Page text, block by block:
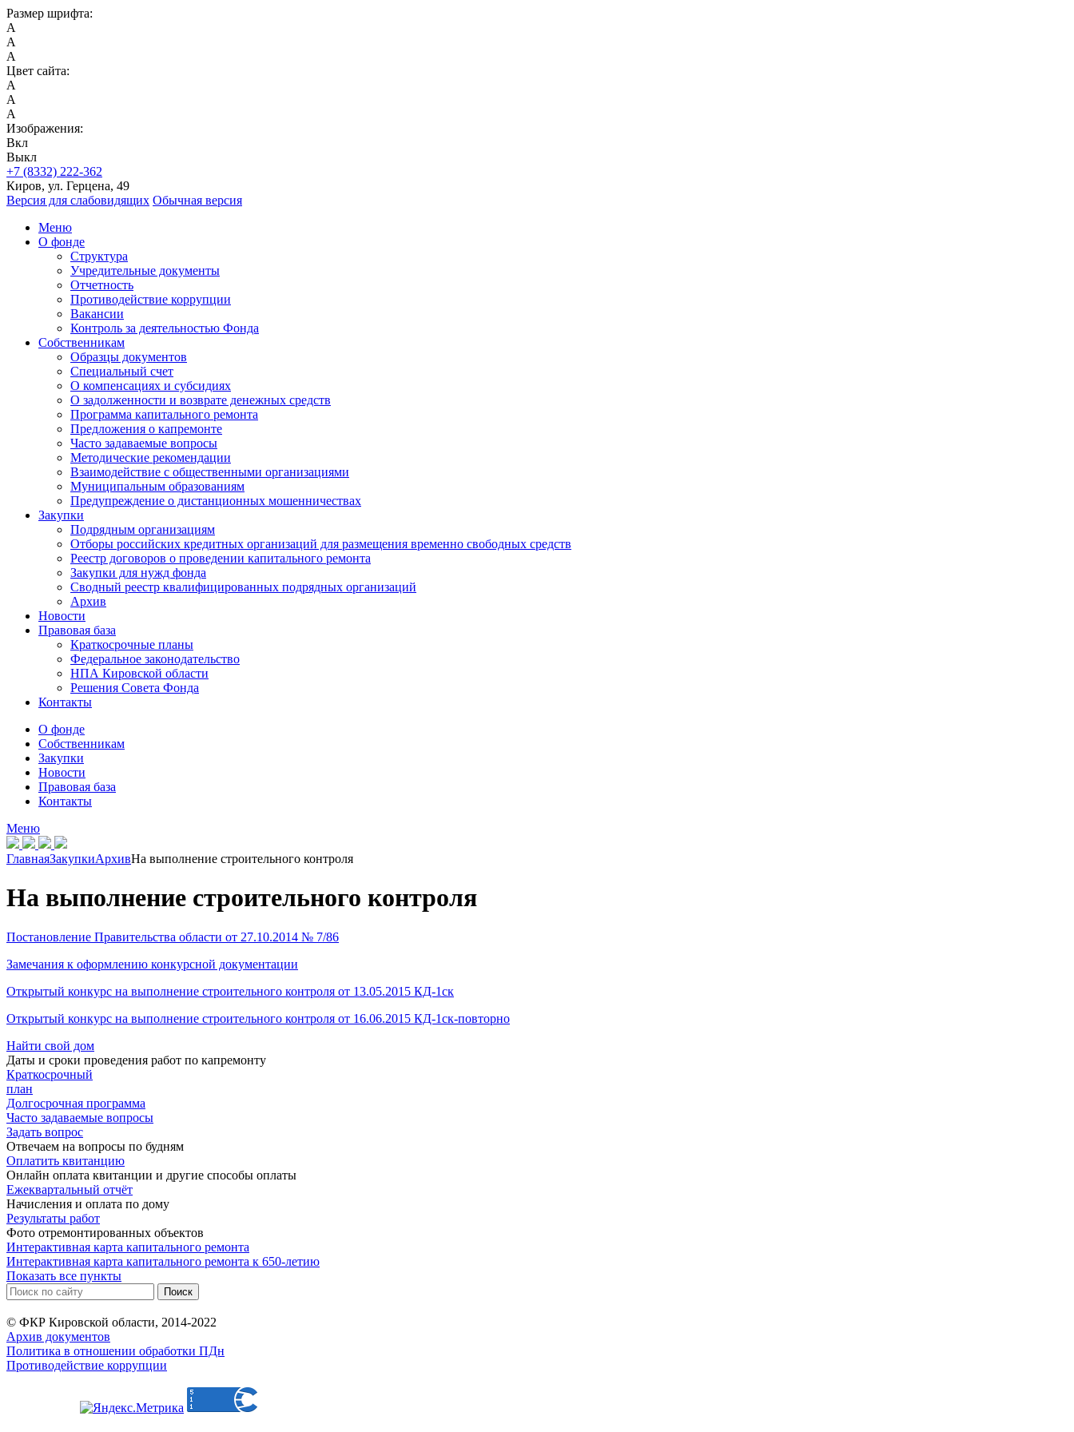
Размер шрифта:
A
A
A
Цвет сайта:
A
A
A
Изображения:
Вкл
Выкл
+7 (8332) 222-362
Киров, ул. Герцена, 49
Версия для слабовидящих Обычная версия
Меню
О фонде
Структура
Учредительные документы
Отчетность
Противодействие коррупции
Вакансии
Контроль за деятельностью Фонда
Собственникам
Образцы документов
Специальный счет
О компенсациях и субсидиях
О задолженности и возврате денежных средств
Программа капитального ремонта
Предложения о капремонте
Часто задаваемые вопросы
Методические рекомендации
Взаимодействие с общественными организациями
Муниципальным образованиям
Предупреждение о дистанционных мошенничествах
Закупки
Подрядным организациям
Отборы российских кредитных организаций для размещения временно свободных средств
Реестр договоров о проведении капитального ремонта
Закупки для нужд фонда
Сводный реестр квалифицированных подрядных организаций
Архив
Новости
Правовая база
Краткосрочные планы
Федеральное законодательство
НПА Кировской области
Решения Совета Фонда
Контакты
О фонде
Собственникам
Закупки
Новости
Правовая база
Контакты
Меню
ГлавнаяЗакупкиАрхивНа выполнение строительного контроля
На выполнение строительного контроля
Постановление Правительства области от 27.10.2014 № 7/86
Замечания к оформлению конкурсной документации
Открытый конкурс на выполнение строительного контроля от 13.05.2015 КД-1ск
Открытый конкурс на выполнение строительного контроля от 16.06.2015 КД-1ск-повторно
Найти свой дом
Даты и сроки проведения работ по капремонту
Краткосрочный
план
Долгосрочная программа
Часто задаваемые вопросы
Задать вопрос
Отвечаем на вопросы по будням
Оплатить квитанцию
Онлайн оплата квитанции и другие способы оплаты
Ежеквартальный отчёт
Начисления и оплата по дому
Результаты работ
Фото отремонтированных объектов
Интерактивная карта капитального ремонта
Интерактивная карта капитального ремонта к 650-летию
Показать все пункты
© ФКР Кировской области, 2014-2022
Архив документов
Политика в отношении обработки ПДн
Противодействие коррупции